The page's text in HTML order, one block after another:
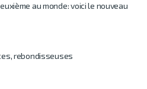
au monde: voici le nouveau
rebondisseuses